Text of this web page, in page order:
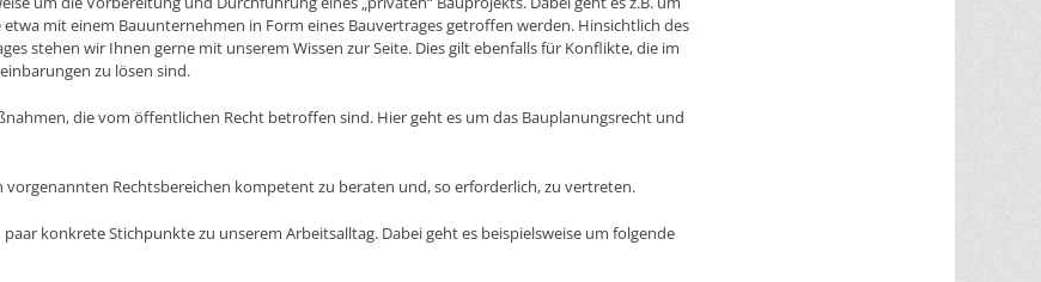
mit einem Bauunternehmen in Form eines Bauvertrages getroffen werden. Hinsichtlich des
stehen wir Ihnen gerne mit unserem Wissen zur Seite. Dies gilt ebenfalls für Konflikte, die im
zu lösen sind.
die vom öffentlichen Recht betroffen sind. Hier geht es um das Bauplanungsrecht und
vorgenannten Rechtsbereichen kompetent zu beraten und, so erforderlich, zu vertreten.
konkrete Stichpunkte zu unserem Arbeitsalltag. Dabei geht es beispielsweise um folgende